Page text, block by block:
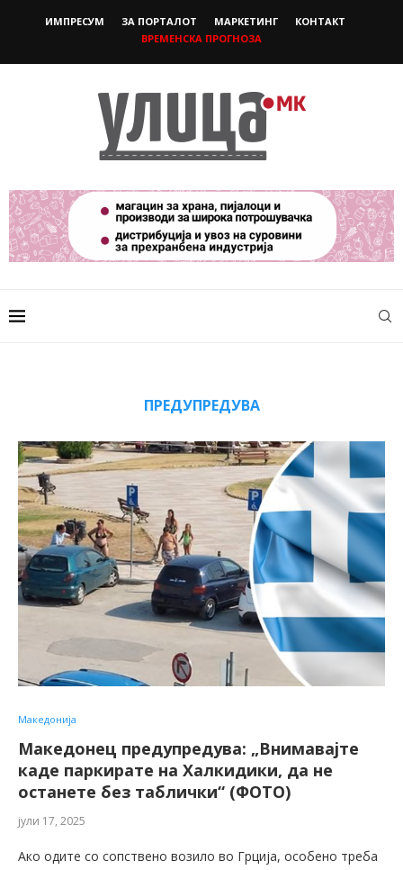
ИМПРЕСУМ ЗА ПОРТАЛОТ МАРКЕТИНГ
КОНТАКТ
ВРЕМЕНСКА ПРОГНОЗА
ПРЕДУПРЕДУВА
Македонија
Македонец предупредува: „Внимавајте
каде паркирате на Халкидики, да не
останете без таблички“ (ФОТО)
јули 17, 2025
Ако одите со сопствено возило во Грција, особено треба